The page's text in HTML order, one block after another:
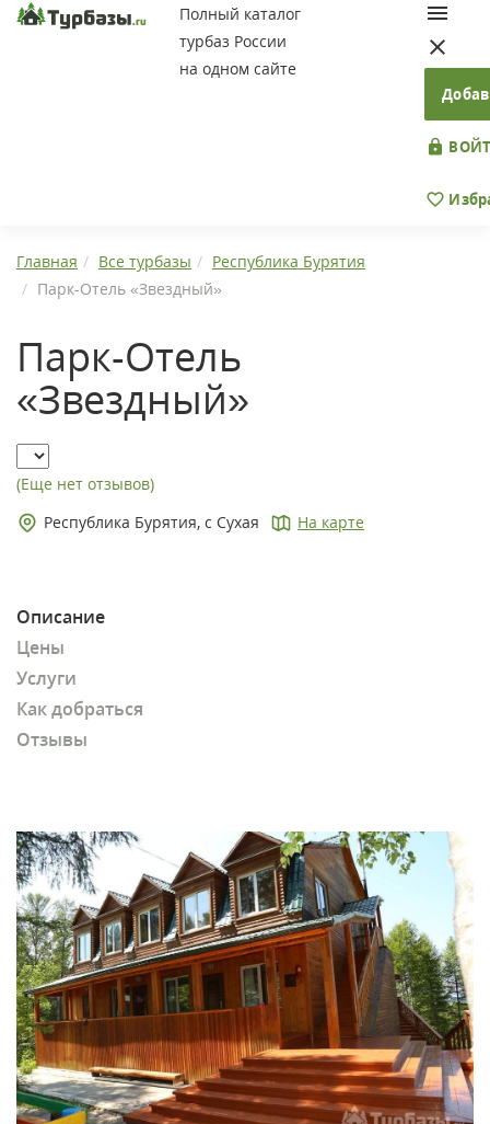
Полный каталог
турбаз России
на одном сайте
Главная Все турбазы
Республика Бурятия
Парк-Отель «Звездный»
Парк-Отель
«Звездный»
(Еще нет отзывов)
Республика Бурятия, с Сухая
На карте
Описание
Цены
Услуги
Как добраться
Отзывы